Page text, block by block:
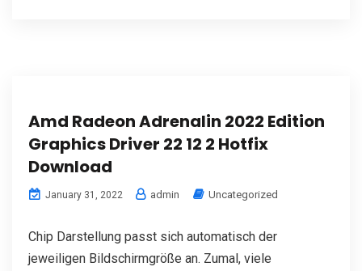
Amd Radeon Adrenalin 2022 Edition
Graphics Driver 22 12 2 Hotfix
Download
January 31, 2022 admin Uncategorized
Chip Darstellung passt sich automatisch der
jeweiligen Bildschirmgröße an. Zumal, viele